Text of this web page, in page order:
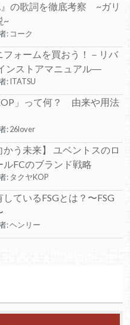
』の歌詞を徹底考察 ~ガリ
~
: コーク
ォームを買おう！－リバ
ンストアマニュアル―
:ITATSU
」って何？ 由来や用法
:26lover
かう未来】 ユベントスのロ
ルFCのブランド戦略
: タクヤKOP
ているFSGとは？〜FSG
:ヘンリー